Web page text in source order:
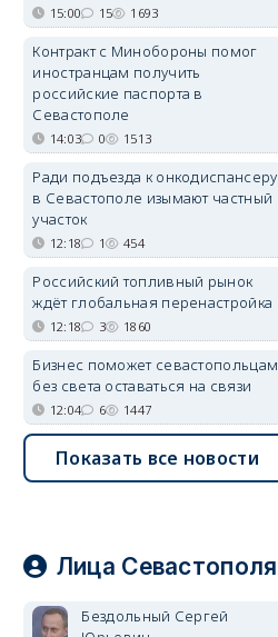
15:00 15 1693
Контракт с Минобороны помог
иностранцам получить
российские паспорта в
Севастополе
14:03 0 1513
Ради подъезда к онкодиспансеру
в Севастополе изымают частный
участок
12:18 1 454
Российский топливный рынок
ждёт глобальная перенастройка
12:18 3 1860
Бизнес поможет севастопольцам
без света оставаться на связи
12:04 6 1447
Показать все новости
Лица Севастополя
Бездольный Сергей